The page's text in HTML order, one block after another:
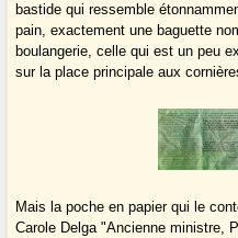
bastide qui ressemble
pain, exactement une baguette
boulangerie, celle qui est un peu
sur la place principale aux
Mais la poche en papier qui le
Carole Delga "Ancienne ministre,